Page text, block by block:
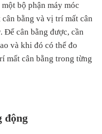
bộ phận máy móc
bằng và vị trí mất cân
Để cân bằng được, cần
và khi đó có thể đo
mất cân bằng trong từng
động